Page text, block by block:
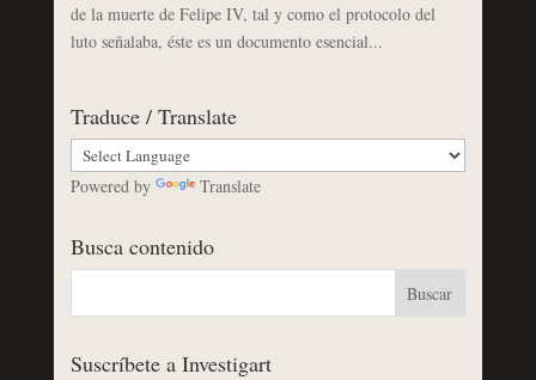
de la muerte de Felipe IV, tal y como el protocolo del
luto señalaba, éste es un documento esencial...
Traduce / Translate
Powered by Translate
Busca contenido
Suscríbete a Investigart